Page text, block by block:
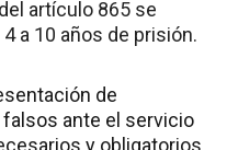
artículo 865 se
a 10 años de prisión.
de
ante el servicio
y obligatorios